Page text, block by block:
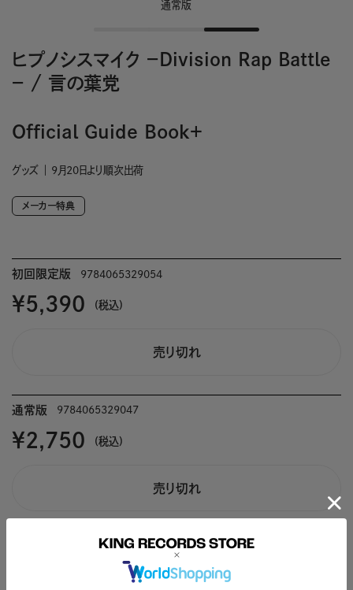
ヒプノシスマイク －Division Rap Battle
－ / 言の葉党
Official Guide Book＋
グッズ 9月20日より順次出荷
メーカー特典
初回限定版 9784065329054
￥5,390 (税込)
売り切れ
通常版 9784065329047
￥2,750 (税込)
売り切れ
【応援書店限定特典】イラストカード/ヒプノシスマイク -Division
通常版